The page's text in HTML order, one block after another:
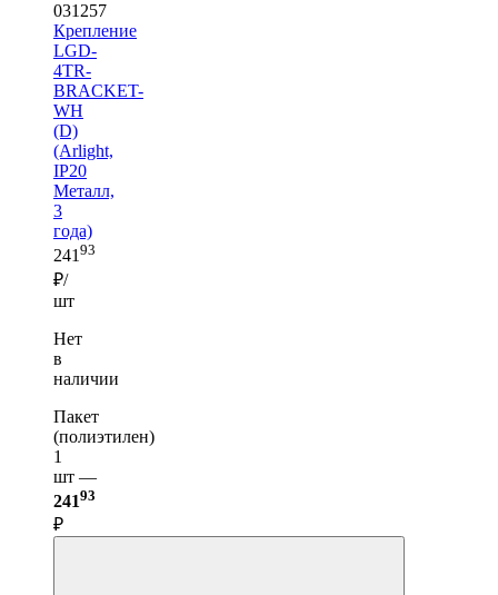
031257
Крепление
LGD-
4TR-
BRACKET-
WH
(D)
(Arlight,
IP20
Металл,
3
года)
24193
₽/
шт
Нет
в
наличии
Пакет
(полиэтилен)
1
шт —
24193
₽